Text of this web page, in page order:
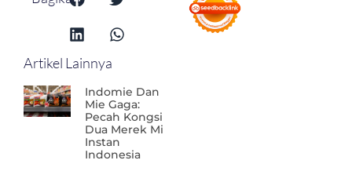
Artikel Lainnya
Indomie Dan
Mie Gaga:
Pecah Kongsi
Dua Merek Mi
Instan
Indonesia